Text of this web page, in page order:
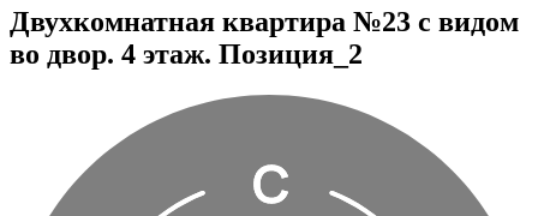
Двухкомнатная квартира №23 с видом
во двор. 4 этаж. Позиция_2